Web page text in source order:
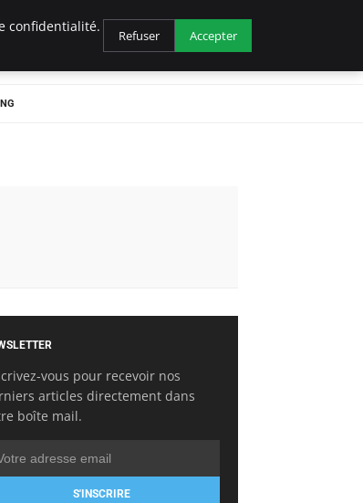
vous pour recevoir nos
articles directement dans
boîte mail.
S'INSCRIRE
confidentialité.
Refuser Accepter